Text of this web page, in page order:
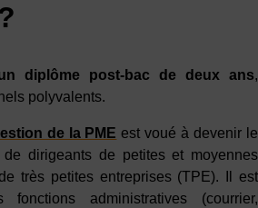
diplôme post-bac de deux ans,
polyvalents.
de la PME est voué à devenir le
de dirigeants de petites et moyennes
très petites entreprises (TPE). Il est
fonctions administratives (courrier,